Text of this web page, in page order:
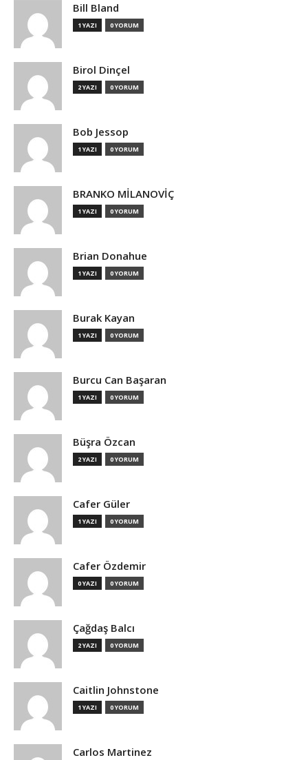
Bill Bland
1 YAZI 0 YORUM
Birol Dinçel
2 YAZI 0 YORUM
Bob Jessop
1 YAZI 0 YORUM
BRANKO MİLANOVİÇ
1 YAZI 0 YORUM
Brian Donahue
1 YAZI 0 YORUM
Burak Kayan
1 YAZI 0 YORUM
Burcu Can Başaran
1 YAZI 0 YORUM
Büşra Özcan
2 YAZI 0 YORUM
Cafer Güler
1 YAZI 0 YORUM
Cafer Özdemir
0 YAZI 0 YORUM
Çağdaş Balcı
2 YAZI 0 YORUM
Caitlin Johnstone
1 YAZI 0 YORUM
Carlos Martinez